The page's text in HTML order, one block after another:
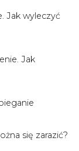
Jak wyleczyć
Jak
się zarazić?